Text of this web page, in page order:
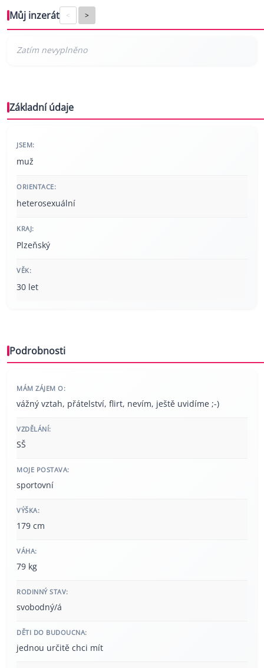
Můj inzerát < >
Základní údaje
JSEM:
muž
ORIENTACE:
heterosexuální
KRAJ:
Plzeňský
VĚK:
30 let
Podrobnosti
MÁM ZÁJEM O:
vážný vztah, přátelství, flirt, nevím, ještě uvidíme ;-)
VZDĚLÁNÍ:
SŠ
MOJE POSTAVA:
sportovní
VÝŠKA:
179 cm
VÁHA:
79 kg
RODINNÝ STAV:
svobodný/á
DĚTI DO BUDOUCNA:
jednou určitě chci mít